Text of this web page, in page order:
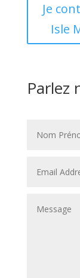
Je
Isle
Parlez